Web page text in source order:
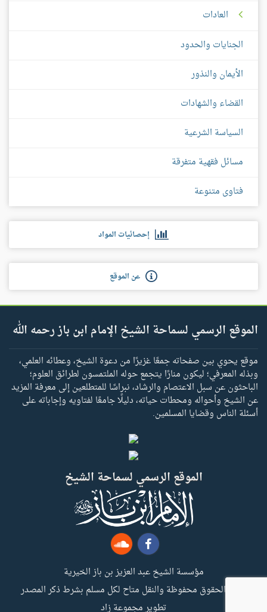
العادات
الجنايات والحدود
الأيمان والنذور
القضاء والشهادات
السياسة الشرعية
مسائل فقهية متفرقة
فتاوى متنوعة
إحصائيات المواد
عن الموقع
الموقع الرسمي لسماحة الشيخ الإمام ابن باز رحمه الله
موقع يحوي بين صفحاته جمعًا غزيرًا من دعوة الشيخ، وعطائه العلمي،
وبذله المعرفي؛ ليكون منارًا يتجمع حوله الملتمسون لطرائق العلوم؛
الباحثون عن سبل الاعتصام والرشاد، نبراسًا للمتطلعين إلى معرفة المزيد
عن الشيخ وأحواله ومحطات حياته، دليلًا جامعًا لفتاويه وإجاباته على
أسئلة الناس وقضايا المسلمين.
الموقع الرسمي لسماحة الشيخ
مؤسسة الشيخ عبد العزيز بن باز الخيرية
جميع الحقوق محفوظة والنقل متاح لكل مسلم بشرط ذكر المصدر
تطوير مجموعة زاد